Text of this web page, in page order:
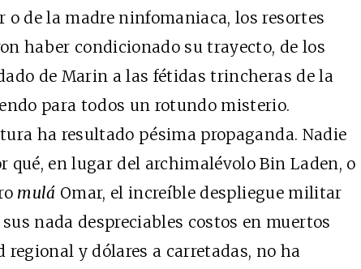
o de la madre ninfomaniaca, los resortes
haber condicionado su trayecto, de los
de Marin a las fétidas trincheras de la
para todos un rotundo misterio.
ha resultado pésima propaganda. Nadie
qué, en lugar del archimalévolo Bin Laden, o
mulá Omar, el increíble despliegue militar
nada despreciables costos en muertos
y dólares a carretadas, no ha